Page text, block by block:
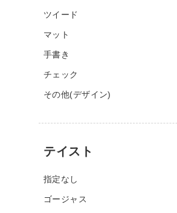
ツイード
マット
手書き
チェック
その他(デザイン)
テイスト
指定なし
ゴージャス